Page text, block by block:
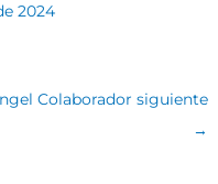
2024
Colaborador siguiente
→